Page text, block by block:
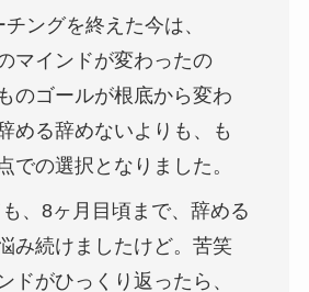
ングを終えた今は、
マインドが変わったの
のゴールが根底から変わ
める辞めないよりも、も
での選択となりました。
、8ヶ月目頃まで、辞める
み続けましたけど。苦笑
ドがひっくり返ったら、